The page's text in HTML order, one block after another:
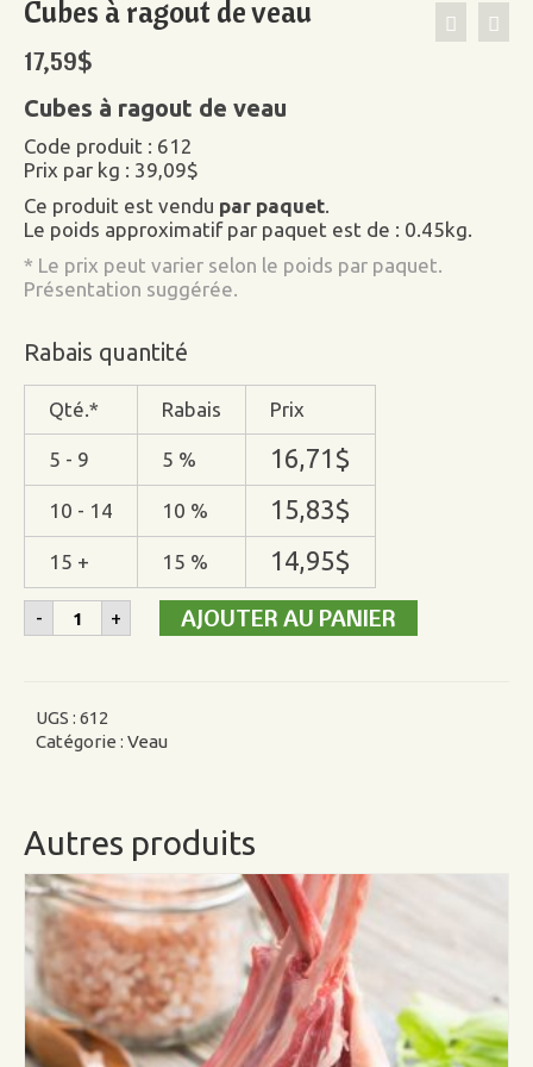
Cubes à ragout de veau
17,59$
Cubes à ragout de veau
Code produit : 612
Prix par kg : 39,09$
Ce produit est vendu par paquet.
Le poids approximatif par paquet est de : 0.45kg.
* Le prix peut varier selon le poids par paquet.
Présentation suggérée.
Rabais quantité
Qté.* Rabais Prix
5 - 9 5 % 16,71$
10 - 14 10 % 15,83$
15 + 15 % 14,95$
- quantité
de
de
veau
+ AJOUTER AU PANIER
UGS : 612
Catégorie : Veau
Autres produits